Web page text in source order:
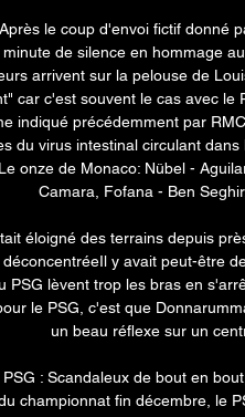
le coup d'envoi fictif donné
de silence en hommage
arrivent sur la pelouse de
car c'est souvent le cas avec le
indiqué précédemment par
du virus intestinal circulant
onze de Monaco: Nübel -
Camara, Fofana - Ben
éloigné des terrains depuis
y avait peut-être
PSG lèvent trop les bras en
le PSG, c'est que
un beau réflexe sur un
: Scandaleux de bout en
championnat fin décembre, le